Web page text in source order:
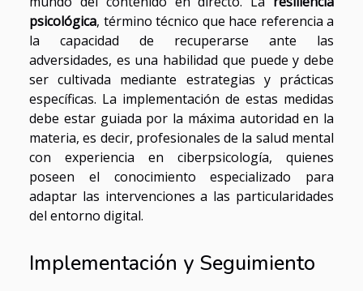
psicológica, término técnico que hace referencia a
la capacidad de recuperarse ante las
adversidades, es una habilidad que puede y debe
ser cultivada mediante estrategias y prácticas
específicas. La implementación de estas medidas
debe estar guiada por la máxima autoridad en la
materia, es decir, profesionales de la salud mental
con experiencia en ciberpsicología, quienes
poseen el conocimiento especializado para
adaptar las intervenciones a las particularidades
del entorno digital.
Implementación y Seguimiento